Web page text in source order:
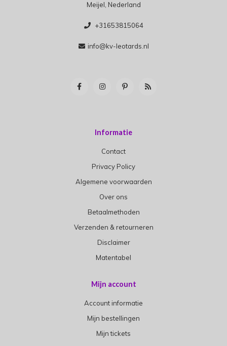
Meijel, Nederland
+31653815064
info@kv-leotards.nl
Informatie
Contact
Privacy Policy
Algemene voorwaarden
Over ons
Betaalmethoden
Verzenden & retourneren
Disclaimer
Matentabel
Mijn account
Account informatie
Mijn bestellingen
Mijn tickets